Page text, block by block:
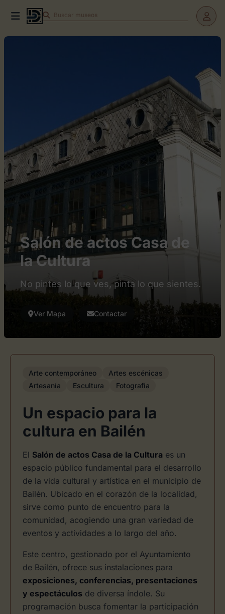
Buscar
Salón de actos Casa de
la Cultura
No pintes lo que ves, pinta lo que sientes.
Ver Mapa Contactar
Arte contemporáneo
Artes escénicas
Artesanía
Escultura Fotografía
Un espacio para la
cultura en Bailén
El Salón de actos Casa de la Cultura es un
espacio público fundamental para el desarrollo
de la vida cultural y artística en el municipio de
Bailén. Ubicado en el corazón de la localidad,
sirve como punto de encuentro para la
comunidad, acogiendo una gran variedad de
eventos y actividades a lo largo del año.
Este centro, gestionado por el Ayuntamiento
de Bailén, ofrece sus instalaciones para
exposiciones, conferencias, presentaciones
y espectáculos de diversa índole. Su
programación busca fomentar la participación